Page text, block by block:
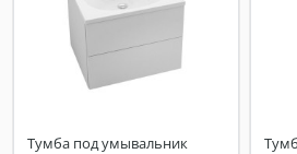
Тумба под умывальник